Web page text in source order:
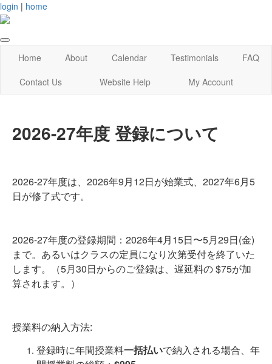
login | home
Home About Calendar Testimonials
FAQ
Contact Us
Website Help My Account
2026-27年度 登録について
2026-27年度は、2026年9月12日が始業式、2027年6月5
日が修了式です。
2026-27年度の登録期間：2026年4月15日〜5月29日(金)
まで。あるいはクラスの定員になり次第受付を終了いた
します。（5月30日からのご登録は、遅延料の $75が加
算されます。）
授業料の納入方法:
登録時に年間授業料一括払いで納入される場合、年